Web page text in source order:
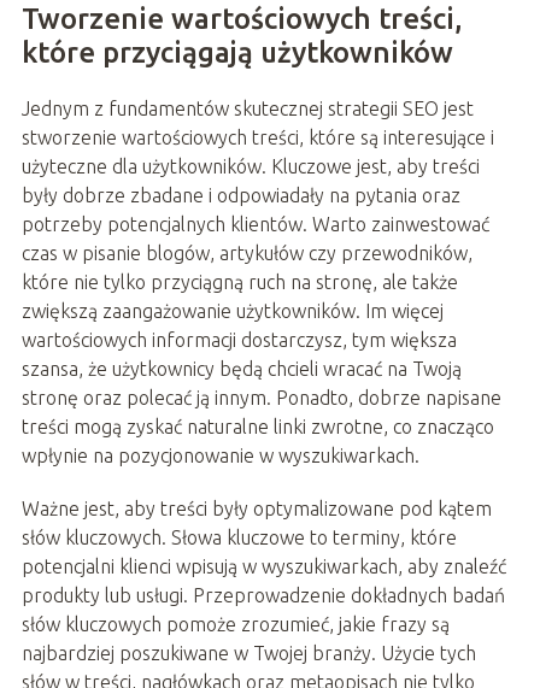
Tworzenie wartościowych treści,
które przyciągają użytkowników
Jednym z fundamentów skutecznej strategii SEO jest
stworzenie wartościowych treści, które są interesujące i
użyteczne dla użytkowników. Kluczowe jest, aby treści
były dobrze zbadane i odpowiadały na pytania oraz
potrzeby potencjalnych klientów. Warto zainwestować
czas w pisanie blogów, artykułów czy przewodników,
które nie tylko przyciągną ruch na stronę, ale także
zwiększą zaangażowanie użytkowników. Im więcej
wartościowych informacji dostarczysz, tym większa
szansa, że użytkownicy będą chcieli wracać na Twoją
stronę oraz polecać ją innym. Ponadto, dobrze napisane
treści mogą zyskać naturalne linki zwrotne, co znacząco
wpłynie na pozycjonowanie w wyszukiwarkach.
Ważne jest, aby treści były optymalizowane pod kątem
słów kluczowych. Słowa kluczowe to terminy, które
potencjalni klienci wpisują w wyszukiwarkach, aby znaleźć
produkty lub usługi. Przeprowadzenie dokładnych badań
słów kluczowych pomoże zrozumieć, jakie frazy są
najbardziej poszukiwane w Twojej branży. Użycie tych
słów w treści, nagłówkach oraz metaopisach nie tylko